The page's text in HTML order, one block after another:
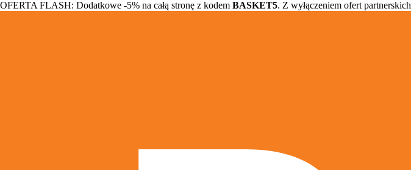
OFERTA FLASH: Dodatkowe -5% na całą stronę z kodem BASKET5. Z wyłączeniem ofert partnerskich